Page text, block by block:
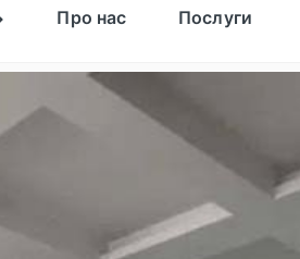
Про нас Послуги